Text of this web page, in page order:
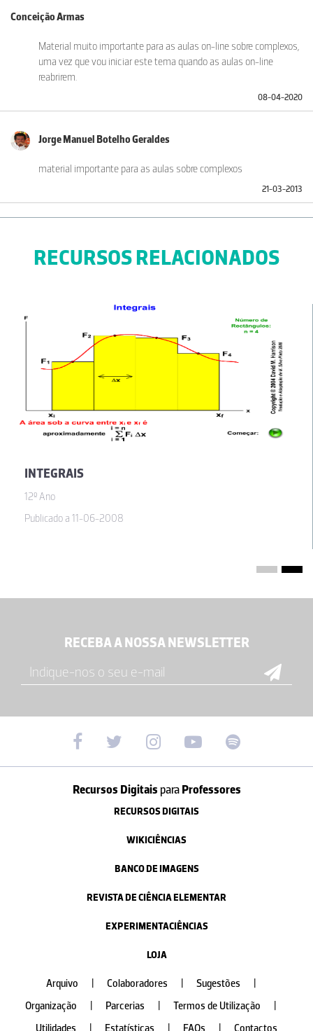
Conceição Armas
Material muito importante para as aulas on-line sobre complexos,
uma vez que vou iniciar este tema quando as aulas on-line
reabrirem.
08-04-2020
Jorge Manuel Botelho Geraldes
material importante para as aulas sobre complexos
21-03-2013
RECURSOS RELACIONADOS
INTEGRAIS
12º Ano
Publicado a 11-06-2008
RECEBA A NOSSA NEWSLETTER
Recursos Digitais paraProfessores
RECURSOS DIGITAIS
WIKICIÊNCIAS
BANCO DE IMAGENS
REVISTA DE CIÊNCIA ELEMENTAR
EXPERIMENTACIÊNCIAS
LOJA
Arquivo Colaboradores Sugestões
Organização
Parcerias Termos de Utilização
Utilidades
Estatísticas FAQs Contactos